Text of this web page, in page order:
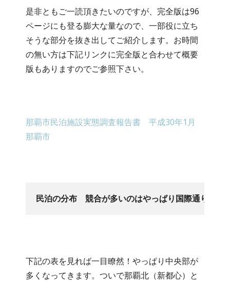
是非ともご一読頂きたいのですが、完全版は96
ページにも登る膨大な量なので、一部役に立ち
そうな部分を抜き出してご紹介します。お時間
の無い方は下記リンクに完全版と合わせて概要
版もありますのでご参照下さい。
那覇市民泊施設実態調査報告書 平成30年1月
那覇市
民泊の分布　競合が多いのはやっぱり国際通り周辺
下記の表を見れば一目瞭然！やっぱり中央部が
多くなってきます。ついで那覇北（新都心）と